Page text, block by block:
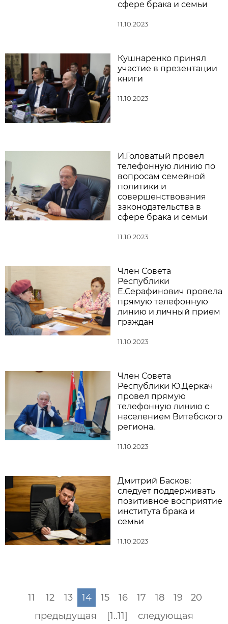
сфере брака и семьи
11.10.2023
Кушнаренко принял
участие в презентации
книги
11.10.2023
И.Головатый провел
телефонную линию по
вопросам семейной
политики и
совершенствования
законодательства в
сфере брака и семьи
11.10.2023
Член Совета
Республики
Е.Серафинович провела
прямую телефонную
линию и личный прием
граждан
11.10.2023
Член Совета
Республики Ю.Деркач
провел прямую
телефонную линию с
населением Витебского
региона.
11.10.2023
Дмитрий Басков:
следует поддерживать
позитивное восприятие
института брака и
семьи
11.10.2023
предыдущая [1..11]
11 12 13 14 15 16 17 18 19
20
следующая